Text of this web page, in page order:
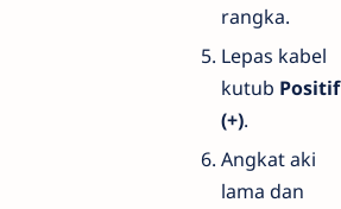
rangka.
Lepas kabel
kutub Positif
(+).
Angkat aki
lama dan